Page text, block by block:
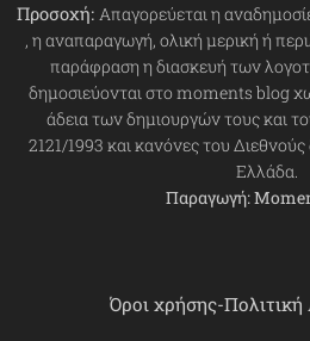
Προσοχή: Απαγορεύεται η
, η αναπαραγωγή, ολική μερική ή
παράφραση η διασκευή των
δημοσιεύονται στο moments blog
άδεια των δημιουργών τους και
2121/1993 και κανόνες του
Ελλάδα.
Παραγωγή:
Όροι χρήσης-